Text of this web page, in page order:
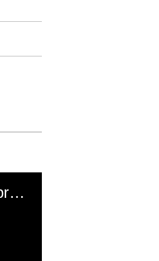
El mal momento de Yanina Gasañol con un hincha argentino en "Subrayado"